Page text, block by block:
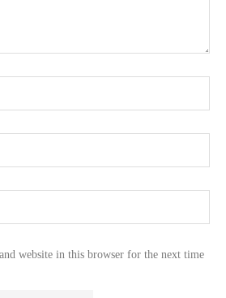
website in this browser for the next time